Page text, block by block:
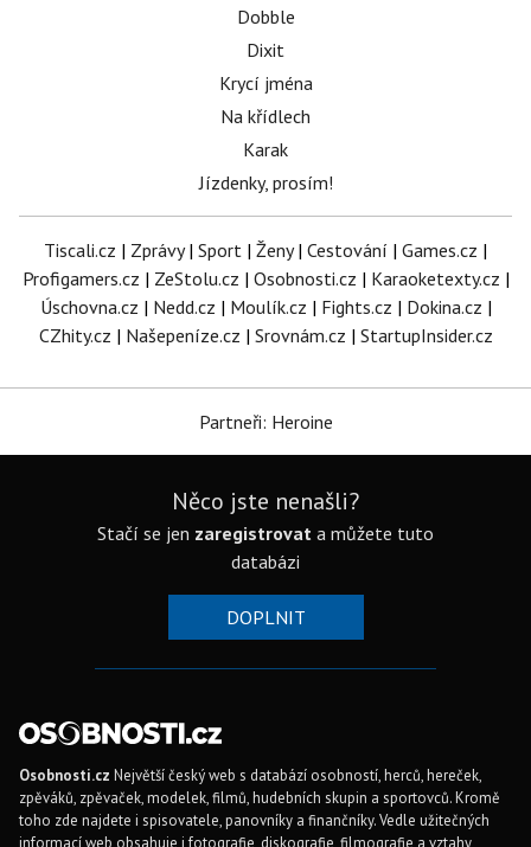
Dobble
Dixit
Krycí jména
Na křídlech
Karak
Jízdenky, prosím!
Tiscali.cz | Zprávy| Sport | Ženy| Cestování | Games.cz |
Profigamers.cz | ZeStolu.cz | Osobnosti.cz | Karaoketexty.cz |
Úschovna.cz | Nedd.cz | Moulík.cz | Fights.cz | Dokina.cz |
CZhity.cz | Našepeníze.cz | Srovnám.cz | StartupInsider.cz
Partneři: Heroine
Něco jste nenašli?
Stačí se jen zaregistrovat a můžete tuto
databázi
DOPLNIT
Osobnosti.cz Největší český web s databází osobností, herců, hereček,
zpěváků, zpěvaček, modelek, filmů, hudebních skupin a sportovců. Kromě
toho zde najdete i spisovatele, panovníky a finančníky. Vedle užitečných